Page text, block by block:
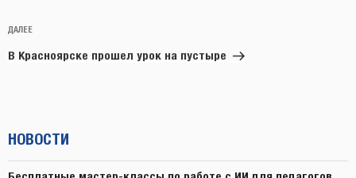
Следующая
запись
ДАЛЕЕ
В Красноярске прошел урок на пустыре
НОВОСТИ